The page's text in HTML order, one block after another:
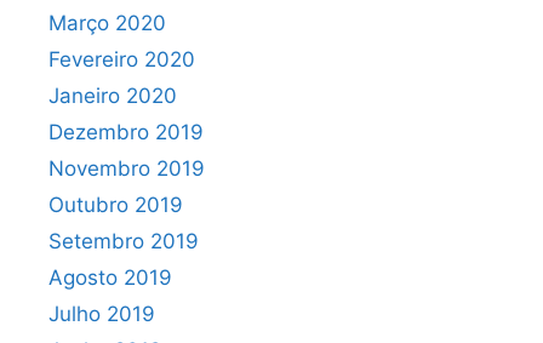
Março 2020
Fevereiro 2020
Janeiro 2020
Dezembro 2019
Novembro 2019
Outubro 2019
Setembro 2019
Agosto 2019
Julho 2019